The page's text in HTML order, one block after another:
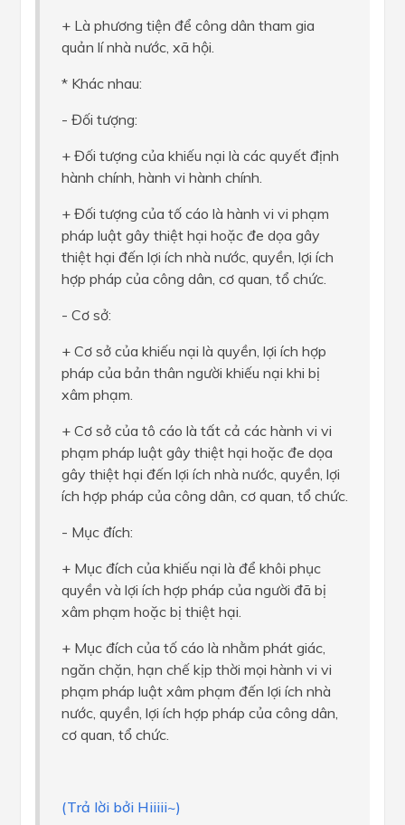
+ Là phương tiện để công dân tham gia
quản lí nhà nước, xã hội.
* Khác nhau:
- Đối tượng:
+ Đối tượng của khiếu nại là các quyết định
hành chính, hành vi hành chính.
+ Đối tượng của tố cáo là hành vi vi phạm
pháp luật gây thiệt hại hoặc đe dọa gây
thiệt hại đến lợi ích nhà nước, quyền, lợi ích
hợp pháp của công dân, cơ quan, tổ chức.
- Cơ sở:
+ Cơ sở của khiếu nại là quyền, lợi ích hợp
pháp của bản thân người khiếu nại khi bị
xâm phạm.
+ Cơ sở của tô cáo là tất cả các hành vi vi
phạm pháp luật gây thiệt hại hoặc đe dọa
gây thiệt hại đến lợi ích nhà nước, quyền, lợi
ích hợp pháp của công dân, cơ quan, tổ chức.
- Mục đích:
+ Mục đích của khiếu nại là để khôi phục
quyền và lợi ích hợp pháp của người đã bị
xâm phạm hoặc bị thiệt hại.
+ Mục đích của tố cáo là nhằm phát giác,
ngăn chặn, hạn chế kịp thời mọi hành vi vi
phạm pháp luật xâm phạm đến lợi ích nhà
nước, quyền, lợi ích hợp pháp của công dân,
cơ quan, tổ chức.
(Trả lời bởi Hiiiii~)